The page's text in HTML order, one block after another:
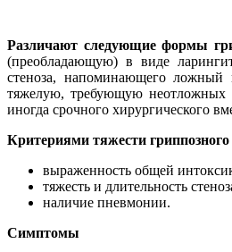
Различают следующие формы
(преобладающую) в виде
стеноза, напоминающего ложный
тяжелую, требующую неотложных
иногда срочного хирургического
Критериями тяжести
выраженность общей
тяжесть и длительность
наличие пневмонии.
Симптомы